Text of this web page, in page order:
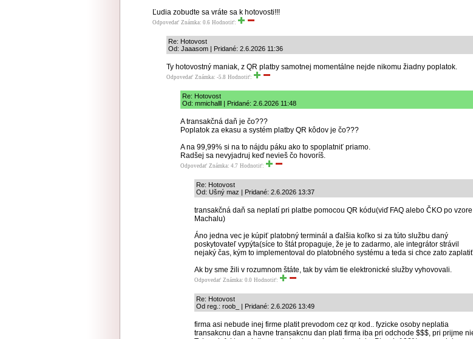
Ľudia zobudte sa vráte sa k hotovosti!!!
Odpovedať Známka: 0.6 Hodnotiť:
Re: Hotovost
Od: Jaaasom | Pridané: 2.6.2026 11:36
Ty hotovostný maniak, z QR platby samotnej momentálne nejde nikomu žiadny poplatok.
Odpovedať Známka: -5.8 Hodnotiť:
Re: Hotovost
Od: mmichalll | Pridané: 2.6.2026 11:48
A transakčná daň je čo???
Poplatok za ekasu a systém platby QR kôdov je čo???
A na 99,99% si na to nájdu páku ako to spoplatniť priamo.
Radšej sa nevyjadruj keď nevieš čo hovoríš.
Odpovedať Známka: 4.7 Hodnotiť:
Re: Hotovost
Od: Ušný maz | Pridané: 2.6.2026 13:37
transakčná daň sa neplatí pri platbe pomocou QR kódu(viď FAQ alebo ČKO po vzore
Machalu)
Áno jedna vec je kúpiť platobný terminál a ďalšia koľko si za túto službu daný
poskytovateľ vypýta(síce to štát propaguje, že je to zadarmo, ale integrátor strávil
nejaký čas, kým to implementoval do platobného systému a teda si chce zato
Ak by sme žili v rozumnom štáte, tak by vám tie elektronické služby vyhovovali.
Odpovedať Známka: 0.0 Hodnotiť:
Re: Hotovost
Od reg.: roob_ | Pridané: 2.6.2026 13:49
firma asi nebude inej firme platit prevodom cez qr kod.. fyzicke osoby neplatia
transakcnu dan a havne transakcnu dan plati firma iba pri odchode $$$, pri prijme